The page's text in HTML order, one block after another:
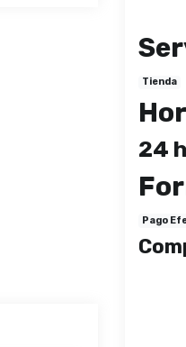
Tienda
24
Pago